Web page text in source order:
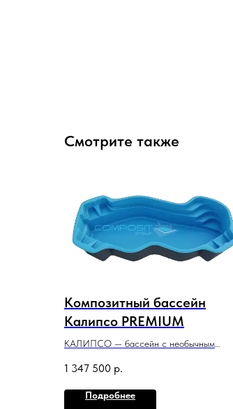
Смотрите также
Композитный бассейн
Калипсо PREMIUM
КАЛИПСО — бассейн с необычным
призывает к спокойному отдыху и релаксу
в воде.
8 м x 3,6 м x 1,5 м
1 347 500 р.
Подробнее